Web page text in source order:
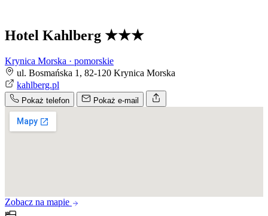
Hotel Kahlberg ★★★
Krynica Morska · pomorskie
ul. Bosmańska 1, 82-120 Krynica Morska
kahlberg.pl
Pokaż telefon Pokaż e-mail
Zobacz na mapie